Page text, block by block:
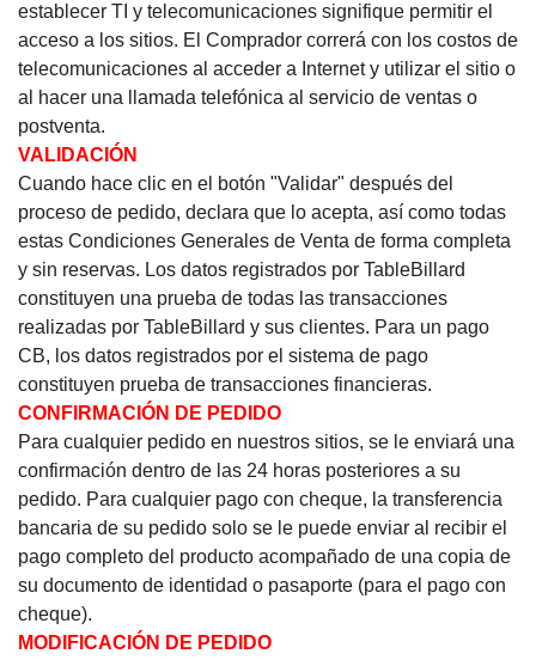
establecer TI y telecomunicaciones signifique permitir el
acceso a los sitios. El Comprador correrá con los costos de
telecomunicaciones al acceder a Internet y utilizar el sitio o
al hacer una llamada telefónica al servicio de ventas o
postventa.
VALIDACIÓN
Cuando hace clic en el botón "Validar" después del
proceso de pedido, declara que lo acepta, así como todas
estas Condiciones Generales de Venta de forma completa
y sin reservas. Los datos registrados por TableBillard
constituyen una prueba de todas las transacciones
realizadas por TableBillard y sus clientes. Para un pago
CB, los datos registrados por el sistema de pago
constituyen prueba de transacciones financieras.
CONFIRMACIÓN DE PEDIDO
Para cualquier pedido en nuestros sitios, se le enviará una
confirmación dentro de las 24 horas posteriores a su
pedido. Para cualquier pago con cheque, la transferencia
bancaria de su pedido solo se le puede enviar al recibir el
pago completo del producto acompañado de una copia de
su documento de identidad o pasaporte (para el pago con
cheque).
MODIFICACIÓN DE PEDIDO